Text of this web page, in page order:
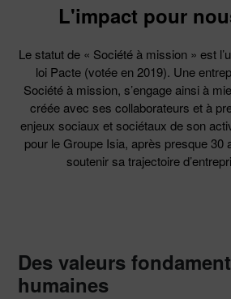
L'impact pour
Le statut de « Société à mission » est
loi Pacte (votée en 2019). Une
Société à mission, s’engage ainsi à
créée avec ses collaborateurs et à
enjeux sociaux et sociétaux de son
pour le Groupe Isia, après presque 30
soutenir sa trajectoire
Des valeurs
humaines